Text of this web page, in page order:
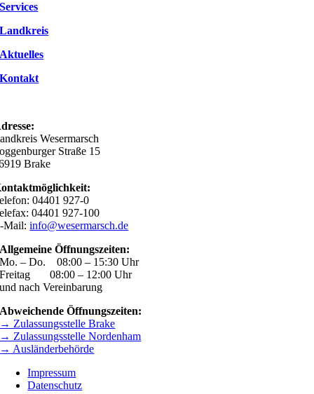
Services
Landkreis
Aktuelles
Kontakt
Wesermarsch
Straße 15
Brake
04401 927-0
04401 927-100
Mail:info@wesermarsch.de
Allgemeine Öffnungszeiten:
Mo. – Do. 08:00 – 15:30 Uhr
Freitag 08:00 – 12:00 Uhr
und nach Vereinbarung
Abweichende Öffnungszeiten:
→ Zulassungsstelle Brake
→ Zulassungsstelle Nordenham
→ Ausländerbehörde
Impressum
Datenschutz